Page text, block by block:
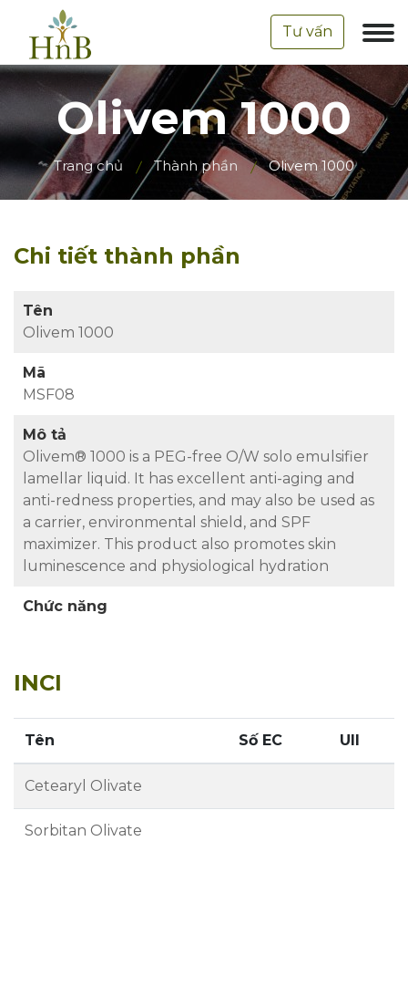
Tư vấn
Olivem 1000
Trang chủ Thành phần Olivem 1000
Chi tiết thành phần
Tên
Olivem 1000
Mã
MSF08
Mô tả
Olivem® 1000 is a PEG-free O/W solo emulsifier
lamellar liquid. It has excellent anti-aging and
anti-redness properties, and may also be used as
a carrier, environmental shield, and SPF
maximizer. This product also promotes skin
luminescence and physiological hydration
Chức năng
INCI
Tên Số EC UII
Cetearyl Olivate
Sorbitan Olivate